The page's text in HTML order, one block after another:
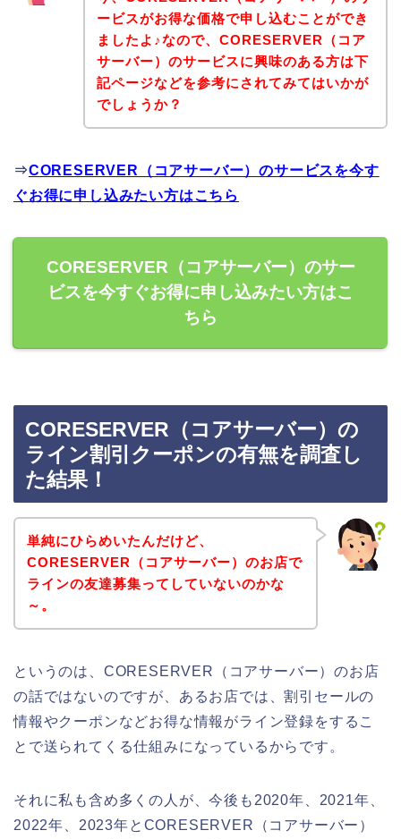
ービスがお得な価格で申し込むことができ
ましたよ♪なので、CORESERVER（コア
サーバー）のサービスに興味のある方は下
記ページなどを参考にされてみてはいかが
でしょうか？
⇒CORESERVER（コアサーバー）のサービスを今す
ぐお得に申し込みたい方はこちら
CORESERVER（コアサーバー）のサー
ビスを今すぐお得に申し込みたい方はこ
ちら
CORESERVER（コアサーバー）の
ライン割引クーポンの有無を調査し
た結果！
単純にひらめいたんだけど、
CORESERVER（コアサーバー）のお店で
ラインの友達募集ってしていないのかな
～。
というのは、CORESERVER（コアサーバー）のお店
の話ではないのですが、あるお店では、割引セールの
情報やクーポンなどお得な情報がライン登録をするこ
とで送られてくる仕組みになっているからです。
それに私も含め多くの人が、今後も2020年、2021年、
2022年、2023年とCORESERVER（コアサーバー）